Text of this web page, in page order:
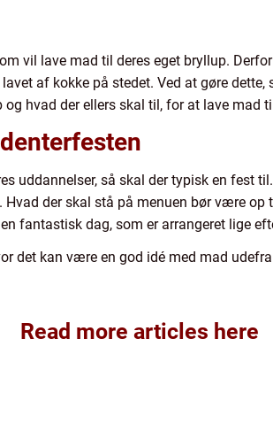
vil lave mad til deres eget bryllup.
af kokke på stedet. Ved at gøre
hvad der ellers skal til, for at lave mad
uddannelser, så skal der typisk en fest
der skal stå på menuen bør være
fantastisk dag, som er arrangeret lige
det kan være en god idé med mad
Read more articles here